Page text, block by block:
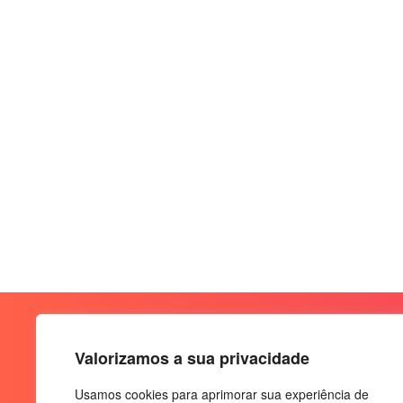
Valorizamos a sua privacidade
Usamos cookies para aprimorar sua experiência de